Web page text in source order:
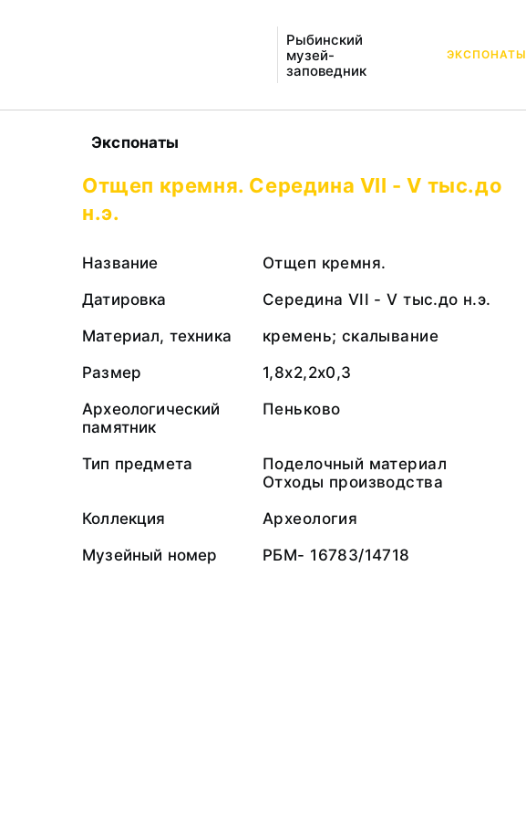
Рыбинский
музей-
заповедник
ЭКСПОНАТЫ
Экспонаты
Отщеп кремня. Середина VII - V тыс.до
н.э.
Название
Отщеп кремня.
Датировка
Середина VII - V тыс.до н.э.
Материал, техника
кремень; скалывание
Размер
1,8х2,2х0,3
Археологический
памятник
Пеньково
Тип предмета
Поделочный материал
Отходы производства
Коллекция
Археология
Музейный номер
РБМ- 16783/14718